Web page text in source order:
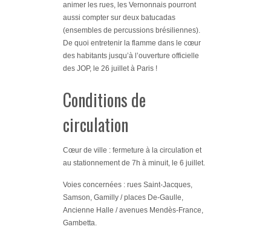
animer les rues, les Vernonnais pourront
aussi compter sur deux batucadas
(ensembles de percussions brésiliennes).
De quoi entretenir la flamme dans le cœur
des habitants jusqu’à l’ouverture officielle
des JOP, le 26 juillet à Paris !
Conditions de
circulation
Cœur de ville : fermeture à la circulation et
au stationnement de 7h à minuit, le 6 juillet.
Voies concernées : rues Saint-Jacques,
Samson, Gamilly / places De-Gaulle,
Ancienne Halle / avenues Mendès-France,
Gambetta.